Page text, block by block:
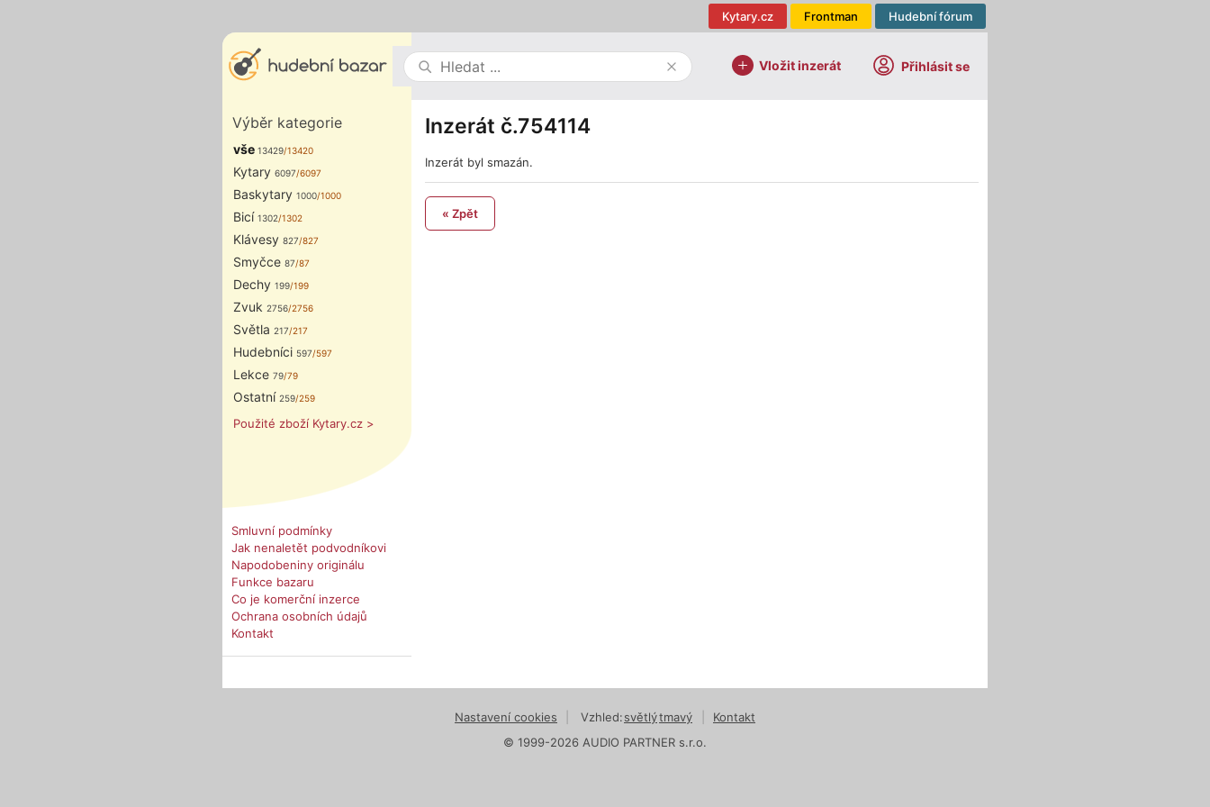
Hudební fórum
Frontman
Kytary.cz
Vložit inzerát Přihlásit se
Výběr kategorie
vše 13429/13420
Kytary 6097/6097
Baskytary 1000/1000
Bicí 1302/1302
Klávesy 827/827
Smyčce 87/87
Dechy 199/199
Zvuk 2756/2756
Světla 217/217
Hudebníci 597/597
Lekce 79/79
Ostatní 259/259
Použité zboží Kytary.cz >
Smluvní podmínky
Jak nenaletět podvodníkovi
Napodobeniny originálu
Funkce bazaru
Co je komerční inzerce
Ochrana osobních údajů
Kontakt
Inzerát č.754114
Inzerát byl smazán.
« Zpět
Nastavení cookies Vzhled:světlýtmavý
Kontakt
© 1999-2026 AUDIO PARTNER s.r.o.